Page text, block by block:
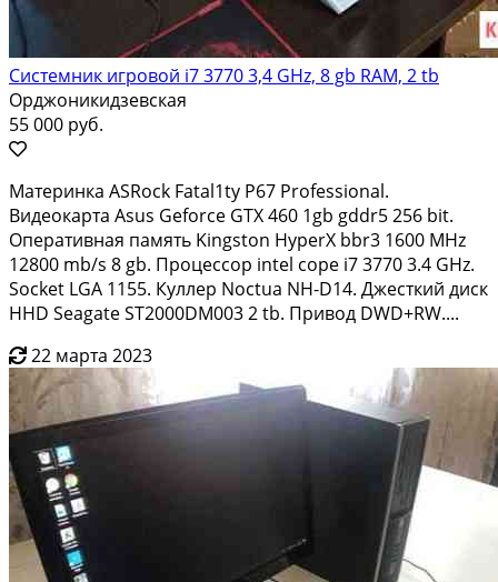
Системник игровой i7 3770 3,4 GHz, 8 gb RAM, 2 tb
Орджоникидзевская
55 000 руб.
Материнка ASRock Fatal1ty P67 Professional.
Видеокарта Asus Geforce GTX 460 1gb gddr5 256 bit.
Оперативная память Kingston HyperX bbr3 1600 MHz
12800 mb/s 8 gb. Процессор intel cope i7 3770 3.4 GHz.
Socket LGA 1155. Куллер Noctua NH-D14. Джесткий диск
HHD Seagate ST2000DM003 2 tb. Привод DWD+RW....
22 марта 2023